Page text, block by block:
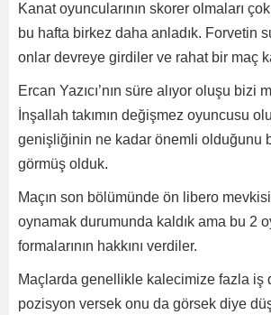
Kanat oyuncularının skorer olmaları
bu hafta birkez daha anladık. Forvetin
onlar devreye girdiler ve rahat bir maç
Ercan Yazıcı’nın süre alıyor oluşu bizi
İnşallah takımın değişmez oyuncusu
genişliğinin ne kadar önemli olduğunu
görmüş olduk.
Maçın son bölümünde ön libero
oynamak durumunda kaldık ama bu 2
formalarının hakkını verdiler.
Maçlarda genellikle kalecimize fazla iş
pozisyon versek onu da görsek diye